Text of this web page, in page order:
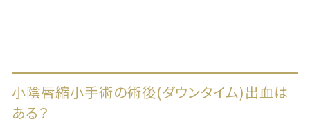
小陰唇縮小手術の術後(ダウンタイム)出血は
ある？